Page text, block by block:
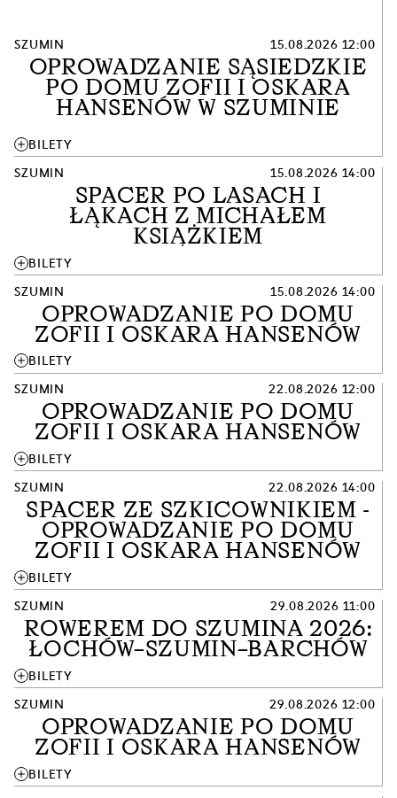
SZUMIN 15.08.2026 12:00
OPROWADZANIE SĄSIEDZKIE
PO DOMU ZOFII I OSKARA
HANSENÓW W SZUMINIE
addBILETY
SZUMIN
15.08.2026 14:00
SPACER PO LASACH I
ŁĄKACH Z MICHAŁEM
KSIĄŻKIEM
addBILETY
SZUMIN
15.08.2026 14:00
OPROWADZANIE PO DOMU
ZOFII I OSKARA HANSENÓW
addBILETY
SZUMIN
22.08.2026 12:00
OPROWADZANIE PO DOMU
ZOFII I OSKARA HANSENÓW
addBILETY
SZUMIN
22.08.2026 14:00
SPACER ZE SZKICOWNIKIEM -
OPROWADZANIE PO DOMU
ZOFII I OSKARA HANSENÓW
addBILETY
SZUMIN
29.08.2026 11:00
ROWEREM DO SZUMINA 2026:
ŁOCHÓW–SZUMIN–BARCHÓW
addBILETY
SZUMIN
29.08.2026 12:00
OPROWADZANIE PO DOMU
ZOFII I OSKARA HANSENÓW
addBILETY